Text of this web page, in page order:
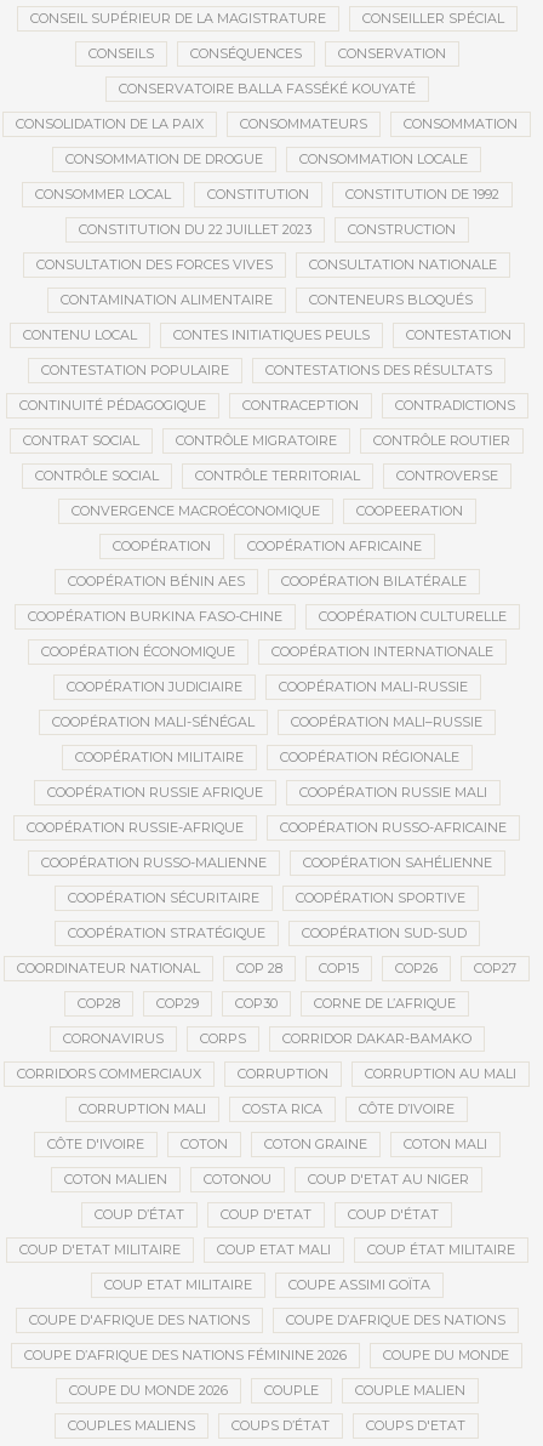
CONSEIL SUPÉRIEUR DE LA MAGISTRATURE CONSEILLER SPÉCIAL
CONSEILS CONSÉQUENCES CONSERVATION
CONSERVATOIRE BALLA FASSÉKÉ KOUYATÉ
CONSOLIDATION DE LA PAIX CONSOMMATEURS CONSOMMATION
CONSOMMATION DE DROGUE CONSOMMATION LOCALE
CONSOMMER LOCAL CONSTITUTION CONSTITUTION DE 1992
CONSTITUTION DU 22 JUILLET 2023 CONSTRUCTION
CONSULTATION DES FORCES VIVES CONSULTATION NATIONALE
CONTAMINATION ALIMENTAIRE CONTENEURS BLOQUÉS
CONTENU LOCAL CONTES INITIATIQUES PEULS CONTESTATION
CONTESTATION POPULAIRE CONTESTATIONS DES RÉSULTATS
CONTINUITÉ PÉDAGOGIQUE CONTRACEPTION CONTRADICTIONS
CONTRAT SOCIAL CONTRÔLE MIGRATOIRE CONTRÔLE ROUTIER
CONTRÔLE SOCIAL CONTRÔLE TERRITORIAL CONTROVERSE
CONVERGENCE MACROÉCONOMIQUE COOPEERATION
COOPÉRATION COOPÉRATION AFRICAINE
COOPÉRATION BÉNIN AES COOPÉRATION BILATÉRALE
COOPÉRATION BURKINA FASO-CHINE COOPÉRATION CULTURELLE
COOPÉRATION ÉCONOMIQUE COOPÉRATION INTERNATIONALE
COOPÉRATION JUDICIAIRE COOPÉRATION MALI-RUSSIE
COOPÉRATION MALI-SÉNÉGAL COOPÉRATION MALI–RUSSIE
COOPÉRATION MILITAIRE COOPÉRATION RÉGIONALE
COOPÉRATION RUSSIE AFRIQUE COOPÉRATION RUSSIE MALI
COOPÉRATION RUSSIE-AFRIQUE COOPÉRATION RUSSO-AFRICAINE
COOPÉRATION RUSSO-MALIENNE COOPÉRATION SAHÉLIENNE
COOPÉRATION SÉCURITAIRE COOPÉRATION SPORTIVE
COOPÉRATION STRATÉGIQUE COOPÉRATION SUD-SUD
COORDINATEUR NATIONAL COP 28 COP15 COP26 COP27
COP28 COP29 COP30 CORNE DE L’AFRIQUE
CORONAVIRUS CORPS CORRIDOR DAKAR-BAMAKO
CORRIDORS COMMERCIAUX CORRUPTION CORRUPTION AU MALI
CORRUPTION MALI COSTA RICA CÔTE D’IVOIRE
CÔTE D'IVOIRE COTON COTON GRAINE COTON MALI
COTON MALIEN COTONOU COUP D'ETAT AU NIGER
COUP D’ÉTAT COUP D'ETAT COUP D'ÉTAT
COUP D'ETAT MILITAIRE COUP ETAT MALI COUP ÉTAT MILITAIRE
COUP ETAT MILITAIRE COUPE ASSIMI GOÏTA
COUPE D'AFRIQUE DES NATIONS COUPE D’AFRIQUE DES NATIONS
COUPE D’AFRIQUE DES NATIONS FÉMININE 2026 COUPE DU MONDE
COUPE DU MONDE 2026 COUPLE COUPLE MALIEN
COUPLES MALIENS COUPS D’ÉTAT COUPS D'ETAT